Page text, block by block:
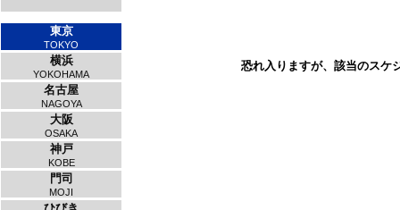
東京
TOKYO
横浜
YOKOHAMA
名古屋
NAGOYA
大阪
OSAKA
神戸
KOBE
門司
MOJI
恐れ入りますが、該当のスケ